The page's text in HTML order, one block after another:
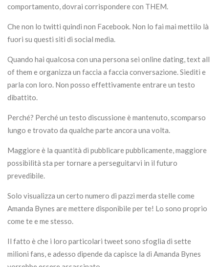
comportamento, dovrai corrispondere con THEM.
Che non lo twitti quindi non Facebook. Non lo fai mai mettilo là
fuori su questi siti di social media.
Quando hai qualcosa con una persona sei online dating, text all
of them e organizza un faccia a faccia conversazione. Siediti e
parla con loro. Non posso effettivamente entrare un testo
dibattito.
Perché? Perché un testo discussione è mantenuto, scomparso
lungo e trovato da qualche parte ancora una volta.
Maggiore è la quantità di pubblicare pubblicamente, maggiore
possibilità sta per tornare a perseguitarvi in il futuro
prevedibile.
Solo visualizza un certo numero di pazzi merda stelle come
Amanda Bynes are mettere disponibile per te! Lo sono proprio
come te e me stesso.
Il fatto è che i loro particolari tweet sono sfoglia di sette
milioni fans, e adesso dipende da capisce la di Amanda Bynes